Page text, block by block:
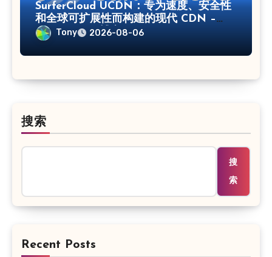
SurferCloud UCDN：专为速度、安全性
和全球可扩展性而构建的现代 CDN –
SurferCloud 博客
Tony 2026-08-06
搜索
搜
索
Recent Posts